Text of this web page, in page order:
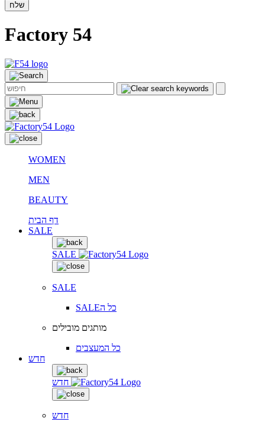
שלח
Factory 54
WOMEN
MEN
BEAUTY
דף הבית
SALE
SALE
SALE
SALEכל ה
מותגים מובילים
כל המעצבים
חדש
חדש
חדש